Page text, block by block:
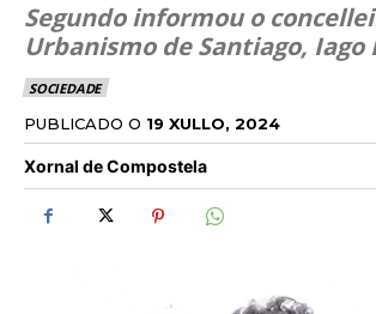
Segundo informou o
Urbanismo de Santiago, Iago
SOCIEDADE
PUBLICADO O 19 XULLO, 2024
Xornal de Compostela